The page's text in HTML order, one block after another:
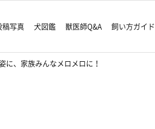
稿写真 犬図鑑 獣医師Q&A 飼い方ガイド
、家族みんなメロメロに！